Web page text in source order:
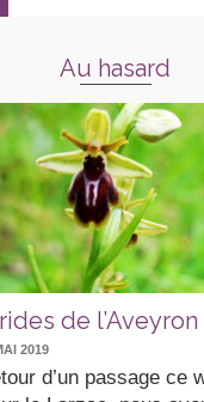
photo
Au hasard
de l’Aveyron
2019
d’un passage ce